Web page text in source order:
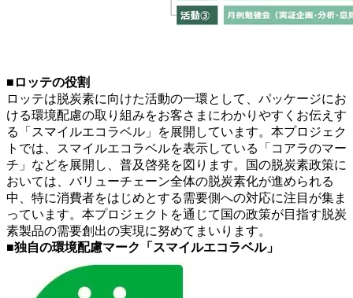
■ロッテの役割
ロッテは脱炭素に向けた活動の一環として、パッケージにお
ける環境配慮の取り組みをお客さまにわかりやすくお伝えす
る「スマイルエコラベル」を展開しています。本プロジェク
トでは、スマイルエコラベルを表示している「コアラのマー
チ」などを展開し、普及啓発を図ります。国の脱炭素政策に
おいては、バリューチェーン全体の脱炭素化が進められる
中、特に消費者をはじめとする需要側への対応に注目が集ま
っています。本プロジェクトを通じて国の政策が目指す脱炭
素製品の需要創出の実現に努めてまいります。
■独自の環境配慮マーク「スマイルエコラベル」